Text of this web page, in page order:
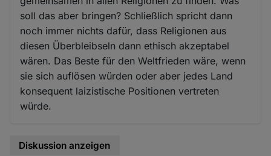
soll das aber bringen? Schließlich spricht dann
noch immer nichts dafür, dass Religionen aus
diesen Überbleibseln dann ethisch akzeptabel
wären. Das Beste für den Weltfrieden wäre, wenn
sie sich auflösen würden oder aber jedes Land
konsequent laizistische Positionen vertreten
würde.
Diskussion anzeigen